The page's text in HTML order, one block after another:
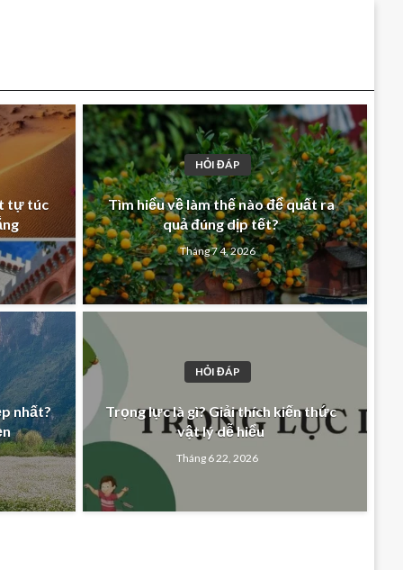
tự túc
HỎI ĐÁP
Tìm hiểu về làm thế nào để quất ra
quả đúng dịp tết?
Tháng 7 4, 2026
nhất?
HỎI ĐÁP
Trọng lực là gì? Giải thích kiến thức
vật lý dễ hiểu
Tháng 6 22, 2026